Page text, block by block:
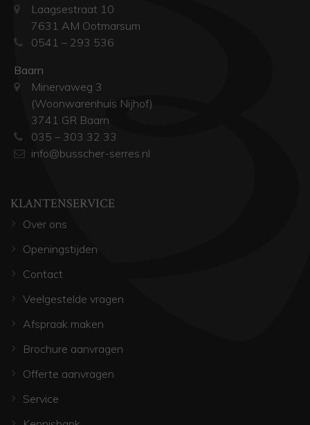
Laagsestraat 10
7631 AM Ootmarsum
0541 – 293 536
Baarn
Minervaweg 3
(Woonwarenhuis Nijhof)
3741 GR Baarn
035 – 303 32 33
info@busscher-serres.nl
KLANTENSERVICE
Over ons
Openingstijden
Contact
Veelgestelde vragen
Afspraak maken
Brochure aanvragen
Offerte aanvragen
Service